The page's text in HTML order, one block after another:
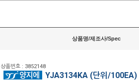
상품명/제조사/Spec
상품번호 : 3852148
YJA3134KA (단위/100EA)